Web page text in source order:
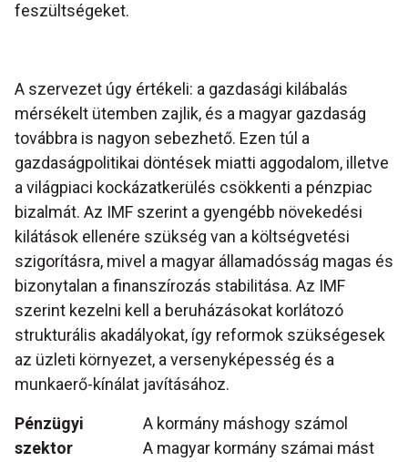
feszültségeket.
A szervezet úgy értékeli: a gazdasági kilábalás
mérsékelt ütemben zajlik, és a magyar gazdaság
továbbra is nagyon sebezhető. Ezen túl a
gazdaságpolitikai döntések miatti aggodalom, illetve
a világpiaci kockázatkerülés csökkenti a pénzpiac
bizalmát. Az IMF szerint a gyengébb növekedési
kilátások ellenére szükség van a költségvetési
szigorításra, mivel a magyar államadósság magas és
bizonytalan a finanszírozás stabilitása. Az IMF
szerint kezelni kell a beruházásokat korlátozó
strukturális akadályokat, így reformok szükségesek
az üzleti környezet, a versenyképesség és a
munkaerő-kínálat javításához.
A kormány máshogy számol
A magyar kormány számai mást
Pénzügyi
szektor